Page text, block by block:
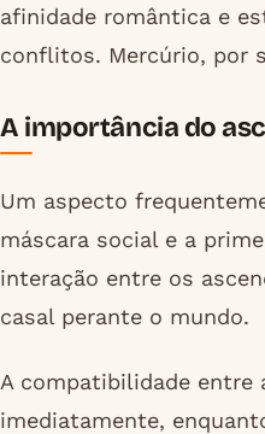
afinidade romântica e
conflitos. Mercúrio, por
A importância do
Um aspecto
máscara social e a
interação entre os
casal perante o mundo.
A compatibilidade entre
imediatamente,